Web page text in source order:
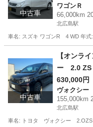
中古車
ワゴンＲ
66,000km
北広島駅
車名: スズキ ワゴンR 4 WD 年式
北広島市 北広島駅
中古車
【オンラ
ー 2.0 ZS
630,000円
ヴォクシー
155,000km
北広島駅
車名: トヨタ ヴォクシー 2.OZS